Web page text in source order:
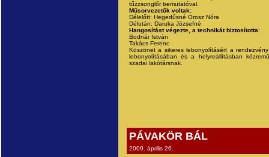
tűzzsonglőr bemutatóval.
Műsorvezetők voltak:
Délelőtt: Hegedűsné Orosz Nóra
Délután: Daruka Józsefné
Hangosítást végezte, a technikát biztosította:
Bodnár István
Takács Ferenc
Köszönet a sikeres lebonyolításért a
lebonyolításában és a helyreállításban
szadai lakótársnak.
PÁVAKÖR BÁL
2009. április 26.